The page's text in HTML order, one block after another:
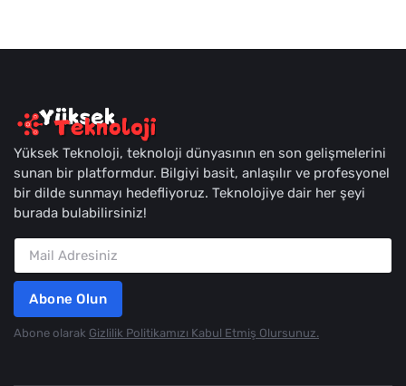
Yüksek Teknoloji, teknoloji dünyasının en son gelişmelerini
sunan bir platformdur. Bilgiyi basit, anlaşılır ve profesyonel
bir dilde sunmayı hedefliyoruz. Teknolojiye dair her şeyi
burada bulabilirsiniz!
Abone Olun
Abone olarak Gizlilik Politikamızı Kabul Etmiş Olursunuz.